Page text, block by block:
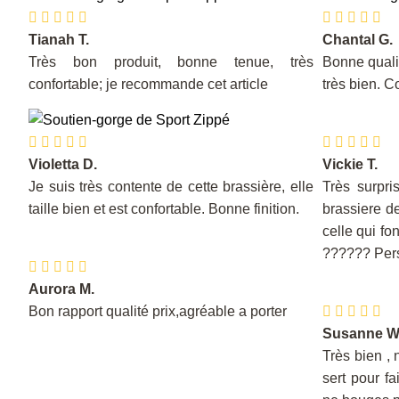
Tianah T.
Très bon produit, bonne tenue, très
confortable; je recommande cet article
Chantal G.
Bonne
très bien.
Violetta D.
Je suis très contente de cette brassière, elle
taille bien et est confortable. Bonne finition.
Vickie T.
Très
brassiere
celle qui
??????
Aurora M.
Bon rapport qualité prix,agréable a porter
Susanne
Très bien ,
sert pour